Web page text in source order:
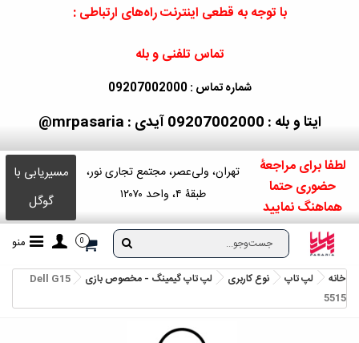
با توجه به قطعی اینترنت راه‌های ارتباطی :
تماس تلفنی و بله
شماره تماس : 09207002000
ایتا و بله : 09207002000 آیدی : mrpasaria@
لطفا برای مراجعۀ
حضوری حتما
هماهنگ نمایید
تهران، ولی‌عصر، مجتمع تجاری نور،
طبقۀ ۴، واحد ۱۲۰۷۰
مسیریابی با
گوگل
0 منو
خانه لپ تاپ نوع کاربری لپ تاپ گیمینگ - مخصوص بازی
Dell G15
5515